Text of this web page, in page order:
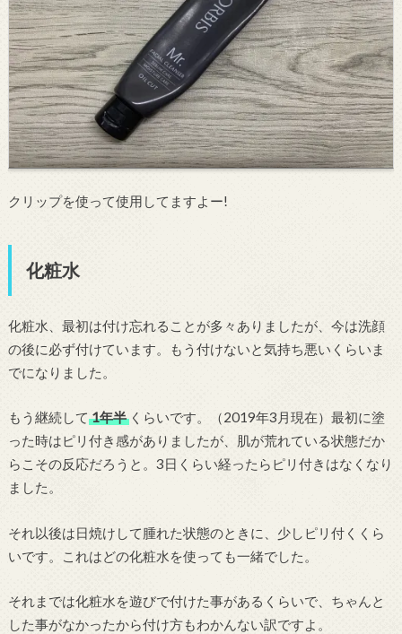
クリップを使って使用してますよー!
化粧水
化粧水、最初は付け忘れることが多々ありましたが、今は洗顔
の後に必ず付けています。もう付けないと気持ち悪いくらいま
でになりました。
もう継続して 1年半くらいです。（2019年3月現在）最初に塗
った時はピリ付き感がありましたが、肌が荒れている状態だか
らこその反応だろうと。3日くらい経ったらピリ付きはなくなり
ました。
それ以後は日焼けして腫れた状態のときに、少しピリ付くくら
いです。これはどの化粧水を使っても一緒でした。
それまでは化粧水を遊びで付けた事があるくらいで、ちゃんと
した事がなかったから付け方もわかんない訳ですよ。